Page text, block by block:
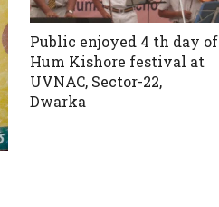
Public enjoyed 4 th day of
Hum Kishore festival at
UVNAC, Sector-22,
Dwarka